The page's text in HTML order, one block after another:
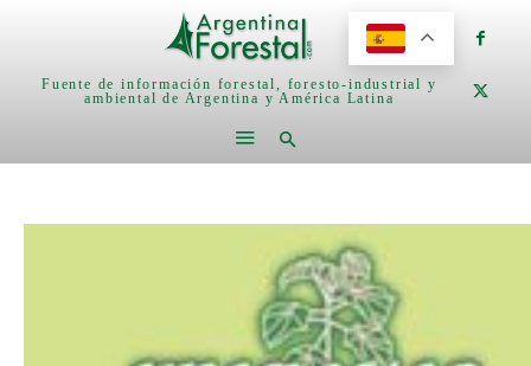
Fuente de información forestal, foresto-industrial y
ambiental de Argentina y América Latina